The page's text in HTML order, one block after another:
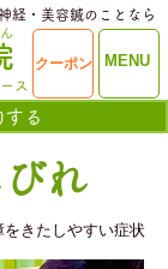
ME
MENU
クーポン
る
ス
経・美容鍼のことなら
れ
きたしやすい症状